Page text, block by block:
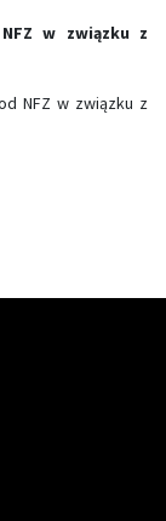
w związku z
NFZ w związku z